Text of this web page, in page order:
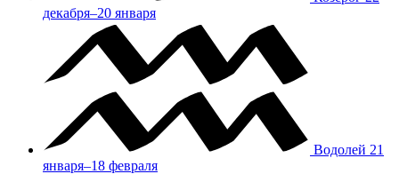
декабря–20 января
Водолей 21
января–18 февраля